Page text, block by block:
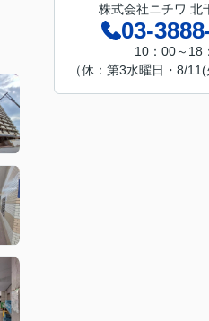
株式会社ニチワ 北
03-
10：00～18
（休：第3水曜日・8/